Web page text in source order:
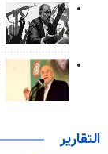
التقارير